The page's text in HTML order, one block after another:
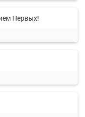
Первых!